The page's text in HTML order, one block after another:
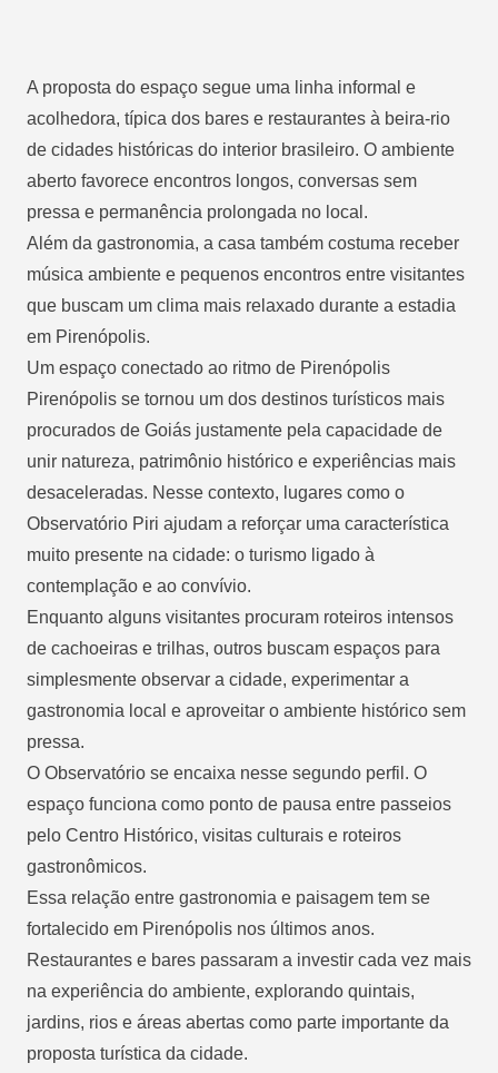
A proposta do espaço segue uma linha informal e
acolhedora, típica dos bares e restaurantes à beira-rio
de cidades históricas do interior brasileiro. O ambiente
aberto favorece encontros longos, conversas sem
pressa e permanência prolongada no local.
Além da gastronomia, a casa também costuma receber
música ambiente e pequenos encontros entre visitantes
que buscam um clima mais relaxado durante a estadia
em Pirenópolis.
Um espaço conectado ao ritmo de Pirenópolis
Pirenópolis se tornou um dos destinos turísticos mais
procurados de Goiás justamente pela capacidade de
unir natureza, patrimônio histórico e experiências mais
desaceleradas. Nesse contexto, lugares como o
Observatório Piri ajudam a reforçar uma característica
muito presente na cidade: o turismo ligado à
contemplação e ao convívio.
Enquanto alguns visitantes procuram roteiros intensos
de cachoeiras e trilhas, outros buscam espaços para
simplesmente observar a cidade, experimentar a
gastronomia local e aproveitar o ambiente histórico sem
pressa.
O Observatório se encaixa nesse segundo perfil. O
espaço funciona como ponto de pausa entre passeios
pelo Centro Histórico, visitas culturais e roteiros
gastronômicos.
Essa relação entre gastronomia e paisagem tem se
fortalecido em Pirenópolis nos últimos anos.
Restaurantes e bares passaram a investir cada vez mais
na experiência do ambiente, explorando quintais,
jardins, rios e áreas abertas como parte importante da
proposta turística da cidade.